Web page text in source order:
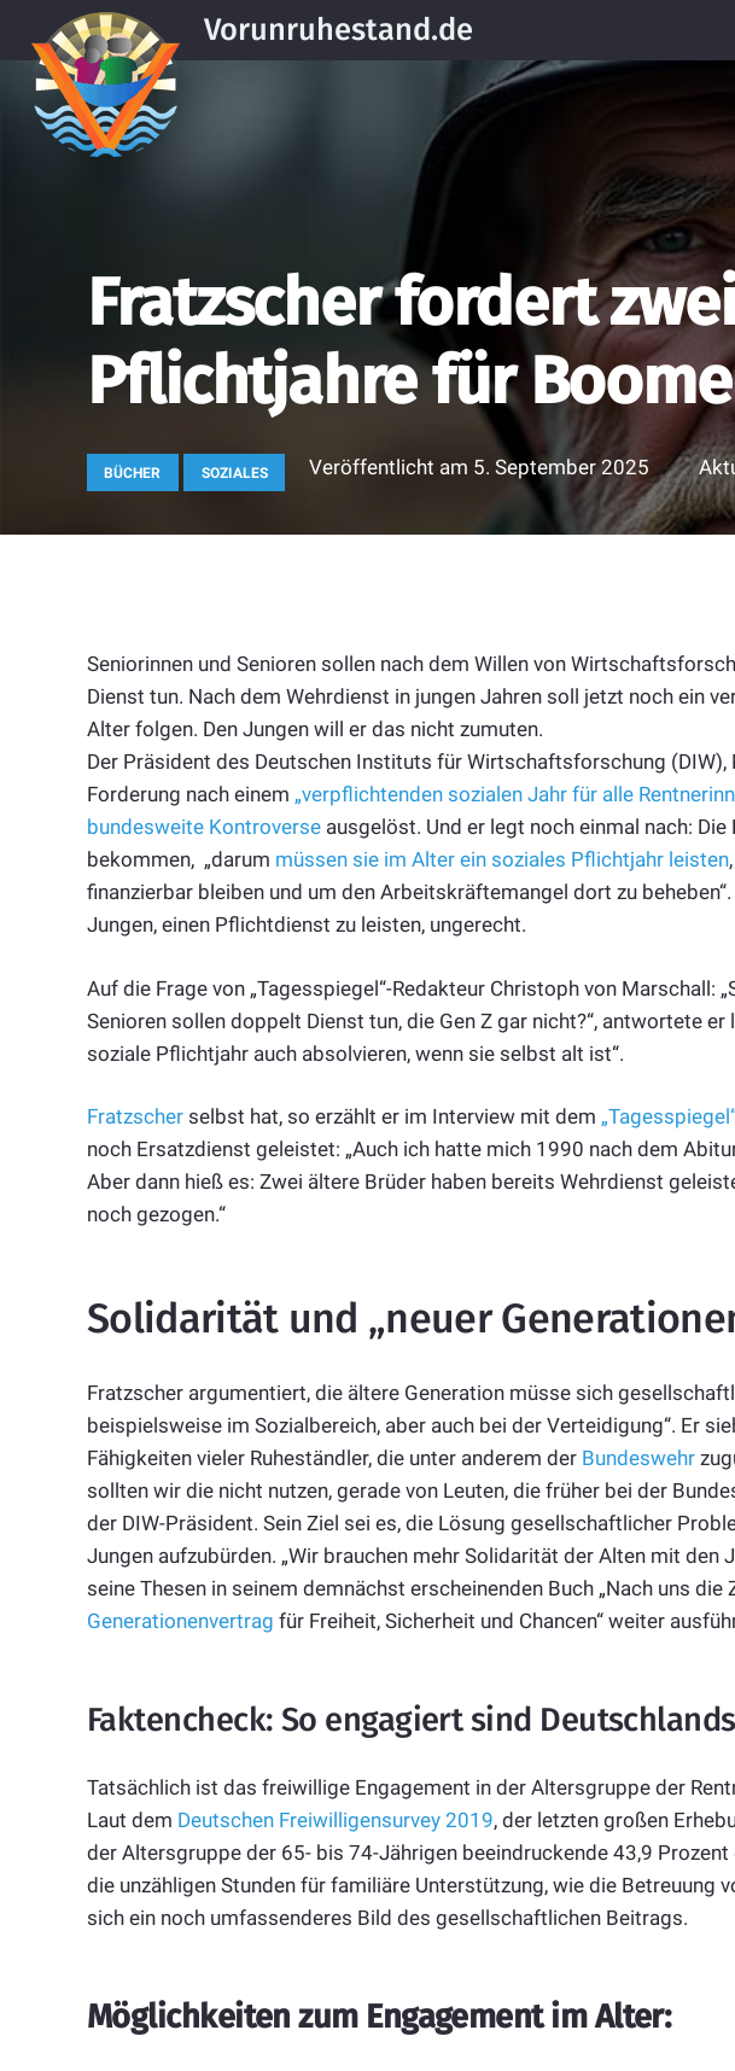
Vorunruhestand.de
Fratzscher fordert zwei
Pflichtjahre für
BÜCHER SOZIALES Veröffentlicht am 5. September 2025
Seniorinnen und Senioren sollen nach dem Willen von
Dienst tun. Nach dem Wehrdienst in jungen Jahren soll jetzt noch ein
Alter folgen. Den Jungen will er das nicht zumuten.
Der Präsident des Deutschen Instituts für Wirtschaftsforschung (DIW),
Forderung nach einem „verpflichtenden sozialen Jahr für alle
bundesweite Kontroverse ausgelöst. Und er legt noch einmal nach:
bekommen, „darum müssen sie im Alter ein soziales Pflichtjahr leisten
finanzierbar bleiben und um den Arbeitskräftemangel dort zu
Jungen, einen Pflichtdienst zu leisten, ungerecht.
Auf die Frage von „Tagesspiegel“-Redakteur Christoph von Marschall:
Senioren sollen doppelt Dienst tun, die Gen Z gar nicht?“, antwortete er
soziale Pflichtjahr auch absolvieren, wenn sie selbst alt ist“.
Fratzscher selbst hat, so erzählt er im Interview mit dem
noch Ersatzdienst geleistet: „Auch ich hatte mich 1990 nach dem
Aber dann hieß es: Zwei ältere Brüder haben bereits Wehrdienst
noch gezogen.“
Solidarität und „neuer
Fratzscher argumentiert, die ältere Generation müsse sich
beispielsweise im Sozialbereich, aber auch bei der Verteidigung“. Er
Fähigkeiten vieler Ruheständler, die unter anderem der Bundeswehr
sollten wir die nicht nutzen, gerade von Leuten, die früher bei der
der DIW-Präsident. Sein Ziel sei es, die Lösung gesellschaftlicher
Jungen aufzubürden. „Wir brauchen mehr Solidarität der Alten mit den
seine Thesen in seinem demnächst erscheinenden Buch „Nach uns die
Generationenvertrag für Freiheit, Sicherheit und Chancen“ weiter
Faktencheck: So engagiert sind
Tatsächlich ist das freiwillige Engagement in der Altersgruppe der
Laut dem Deutschen Freiwilligensurvey 2019, der letzten großen
der Altersgruppe der 65- bis 74-Jährigen beeindruckende 43,9 Prozent
die unzähligen Stunden für familiäre Unterstützung, wie die Betreuung
sich ein noch umfassenderes Bild des gesellschaftlichen Beitrags.
Möglichkeiten zum Engagement im Alter: